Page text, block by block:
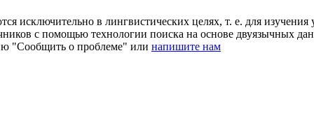
исключительно в лингвистических целях, т. е. для
с помощью технологии поиска на основе двуязычных
"Сообщить о проблеме" или напишите нам